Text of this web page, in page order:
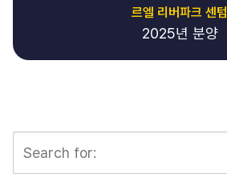
르엘 리버파크 센텀
2025년 분양